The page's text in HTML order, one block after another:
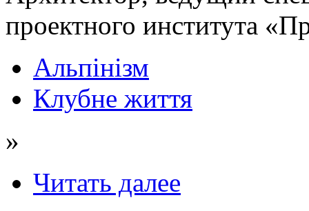
проектного института
Альпінізм
Клубне життя
»
Читать далее